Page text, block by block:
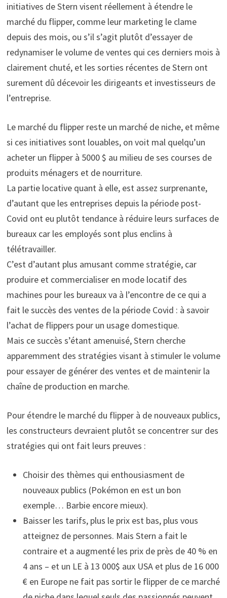
initiatives de Stern visent réellement à étendre le
marché du flipper, comme leur marketing le clame
depuis des mois, ou s’il s’agit plutôt d’essayer de
redynamiser le volume de ventes qui ces derniers mois à
clairement chuté, et les sorties récentes de Stern ont
surement dû décevoir les dirigeants et investisseurs de
l’entreprise.
Le marché du flipper reste un marché de niche, et même
si ces initiatives sont louables, on voit mal quelqu’un
acheter un flipper à 5000 $ au milieu de ses courses de
produits ménagers et de nourriture.
La partie locative quant à elle, est assez surprenante,
d’autant que les entreprises depuis la période post-
Covid ont eu plutôt tendance à réduire leurs surfaces de
bureaux car les employés sont plus enclins à
télétravailler.
C’est d’autant plus amusant comme stratégie, car
produire et commercialiser en mode locatif des
machines pour les bureaux va à l’encontre de ce qui a
fait le succès des ventes de la période Covid : à savoir
l’achat de flippers pour un usage domestique.
Mais ce succès s’étant amenuisé, Stern cherche
apparemment des stratégies visant à stimuler le volume
pour essayer de générer des ventes et de maintenir la
chaîne de production en marche.
Pour étendre le marché du flipper à de nouveaux publics,
les constructeurs devraient plutôt se concentrer sur des
stratégies qui ont fait leurs preuves :
Choisir des thèmes qui enthousiasment de
nouveaux publics (Pokémon en est un bon
exemple… Barbie encore mieux).
Baisser les tarifs, plus le prix est bas, plus vous
atteignez de personnes. Mais Stern a fait le
contraire et a augmenté les prix de près de 40 % en
4 ans – et un LE à 13 000$ aux USA et plus de 16 000
€ en Europe ne fait pas sortir le flipper de ce marché